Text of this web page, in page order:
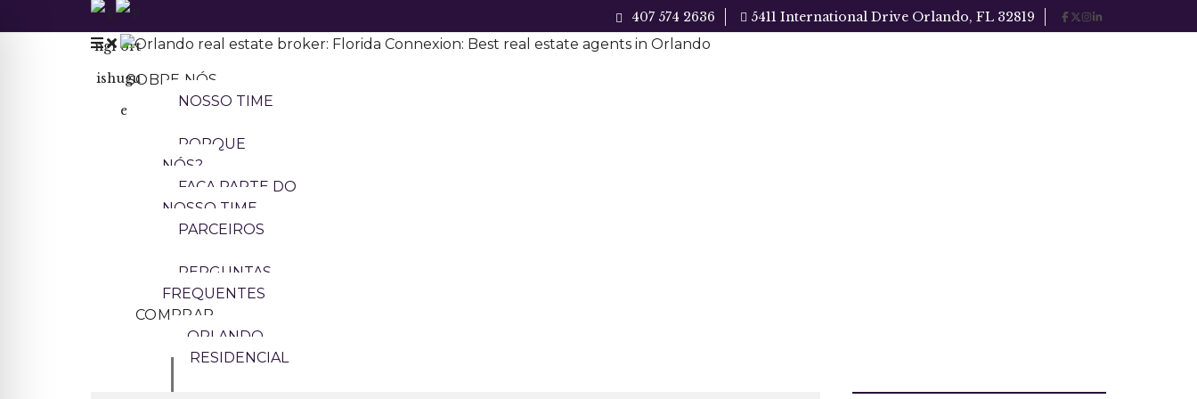
407 574 2636 5411 International Drive Orlando, FL 32819
SOBRE NÓS
NOSSO TIME
PORQUE
NÓS?
FAÇA PARTE DO
NOSSO TIME
PARCEIROS
PERGUNTAS
FREQUENTES
COMPRAR
ORLANDO
RESIDENCIAL